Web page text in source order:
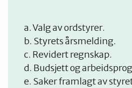
a. Valg av ordstyrer.
b. Styrets årsmelding.
c. Revidert regnskap.
d. Budsjett og
e. Saker framlagt av